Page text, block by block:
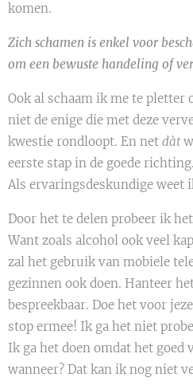
komen.
Zich schamen is enkel voor
om een bewuste handeling of
Ook al schaam ik me te pletter
niet de enige die met deze
kwestie rondloopt. En net dàt
eerste stap in de goede
Als ervaringsdeskundige weet
Door het te delen probeer ik
Want zoals alcohol ook veel
zal het gebruik van mobiele
gezinnen ook doen. Hanteer
bespreekbaar. Doe het voor
stop ermee! Ik ga het niet
Ik ga het doen omdat het goed
wanneer? Dat kan ik nog niet